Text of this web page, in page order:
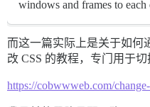
windows and frames to each
而这一篇实际上是关于如何
改 CSS 的教程，专门用于切
https://cobwwweb.com/